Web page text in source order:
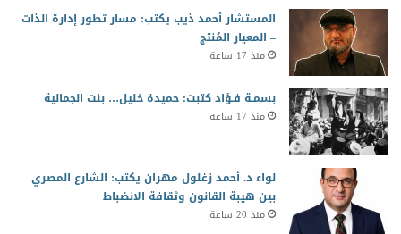
المستشار أحمد ذيب يكتب: مسار تطور إدارة الذات
– المعيار المُنتج
منذ 17 ساعة
بسمـة فـؤاد كتبت: حميدة خليل… بنت الجمالية
منذ 17 ساعة
لواء د. أحمد زغلول مهران يكتب: الشارع المصري
بين هيبة القانون وثقافة الانضباط
منذ 20 ساعة